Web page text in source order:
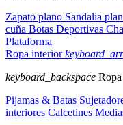
Zapato plano Sandalia
cuña Botas Deportivas
Plataforma
Ropa interior
keyboard_backspace
Pijamas & Batas
interiores Calcetines